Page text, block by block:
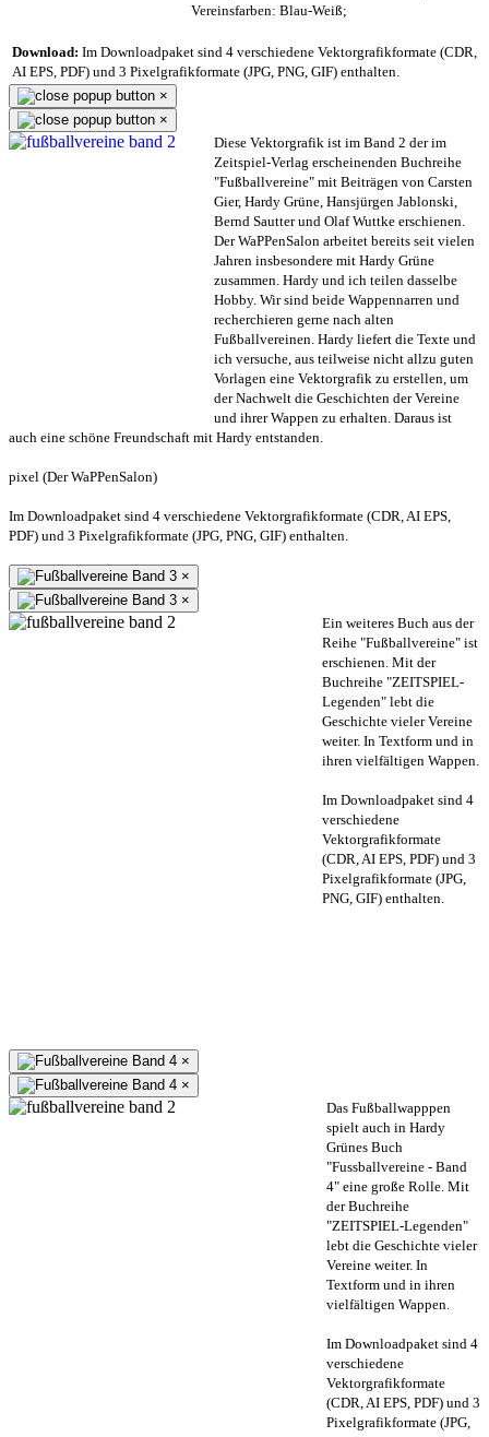
Vereinsfarben: Blau-Weiß;
Download: Im Downloadpaket sind 4 verschiedene Vektorgrafikformate (CDR,
AI EPS, PDF) und 3 Pixelgrafikformate (JPG, PNG, GIF) enthalten.
×
×
Diese Vektorgrafik ist im Band 2 der im
Zeitspiel-Verlag erscheinenden Buchreihe
"Fußballvereine" mit Beiträgen von Carsten
Gier, Hardy Grüne, Hansjürgen Jablonski,
Bernd Sautter und Olaf Wuttke erschienen.
Der WaPPenSalon arbeitet bereits seit vielen
Jahren insbesondere mit Hardy Grüne
zusammen. Hardy und ich teilen dasselbe
Hobby. Wir sind beide Wappennarren und
recherchieren gerne nach alten
Fußballvereinen. Hardy liefert die Texte und
ich versuche, aus teilweise nicht allzu guten
Vorlagen eine Vektorgrafik zu erstellen, um
der Nachwelt die Geschichten der Vereine
und ihrer Wappen zu erhalten. Daraus ist
auch eine schöne Freundschaft mit Hardy entstanden.
pixel (Der WaPPenSalon)
Im Downloadpaket sind 4 verschiedene Vektorgrafikformate (CDR, AI EPS,
PDF) und 3 Pixelgrafikformate (JPG, PNG, GIF) enthalten.
×
×
Ein weiteres Buch aus der
Reihe "Fußballvereine" ist
erschienen. Mit der
Buchreihe "ZEITSPIEL-
Legenden" lebt die
Geschichte vieler Vereine
weiter. In Textform und in
ihren vielfältigen Wappen.
Im Downloadpaket sind 4
verschiedene
Vektorgrafikformate
(CDR, AI EPS, PDF) und 3
Pixelgrafikformate (JPG,
PNG, GIF) enthalten.
×
×
Das Fußballwapppen
spielt auch in Hardy
Grünes Buch
"Fussballvereine - Band
4" eine große Rolle. Mit
der Buchreihe
"ZEITSPIEL-Legenden"
lebt die Geschichte vieler
Vereine weiter. In
Textform und in ihren
vielfältigen Wappen.
Im Downloadpaket sind 4
verschiedene
Vektorgrafikformate
(CDR, AI EPS, PDF) und 3
Pixelgrafikformate (JPG,